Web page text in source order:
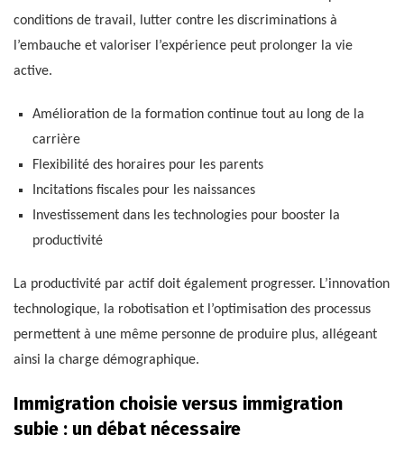
conditions de travail, lutter contre les discriminations à
l’embauche et valoriser l’expérience peut prolonger la vie
active.
Amélioration de la formation continue tout au long de la
carrière
Flexibilité des horaires pour les parents
Incitations fiscales pour les naissances
Investissement dans les technologies pour booster la
productivité
La productivité par actif doit également progresser. L’innovation
technologique, la robotisation et l’optimisation des processus
permettent à une même personne de produire plus, allégeant
ainsi la charge démographique.
Immigration choisie versus immigration
subie : un débat nécessaire